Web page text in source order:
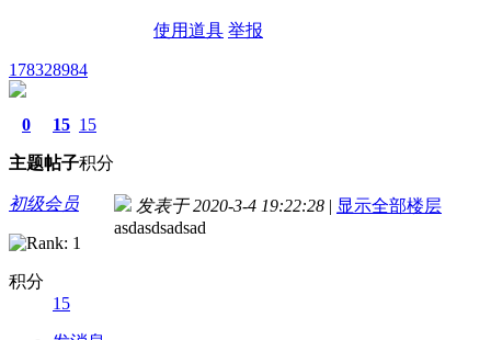
使用道具 举报
178328984
0
主题
15
帖子
15
积分
初级会员
积分
15
发表于 2020-3-4 19:22:28 | 显示全部楼层
asdasdsadsad